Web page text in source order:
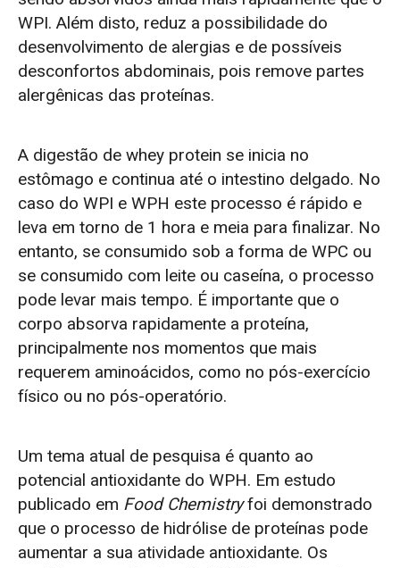
WPI. Além disto, reduz a possibilidade do
desenvolvimento de alergias e de possíveis
desconfortos abdominais, pois remove partes
alergênicas das proteínas.
A digestão de whey protein se inicia no
estômago e continua até o intestino delgado. No
caso do WPI e WPH este processo é rápido e
leva em torno de 1 hora e meia para finalizar. No
entanto, se consumido sob a forma de WPC ou
se consumido com leite ou caseína, o processo
pode levar mais tempo. É importante que o
corpo absorva rapidamente a proteína,
principalmente nos momentos que mais
requerem aminoácidos, como no pós-exercício
físico ou no pós-operatório.
Um tema atual de pesquisa é quanto ao
potencial antioxidante do WPH. Em estudo
publicado em Food Chemistryfoi demonstrado
que o processo de hidrólise de proteínas pode
aumentar a sua atividade antioxidante. Os